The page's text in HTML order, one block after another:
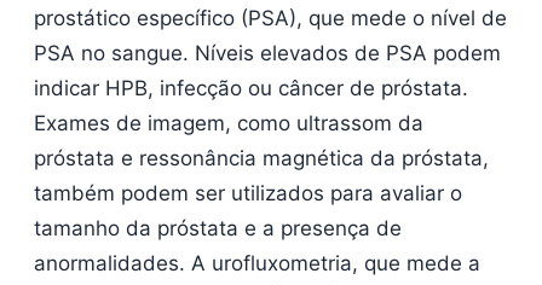
prostático específico (PSA), que mede o nível de
PSA no sangue. Níveis elevados de PSA podem
indicar HPB, infecção ou câncer de próstata.
Exames de imagem, como ultrassom da
próstata e ressonância magnética da próstata,
também podem ser utilizados para avaliar o
tamanho da próstata e a presença de
anormalidades. A urofluxometria, que mede a